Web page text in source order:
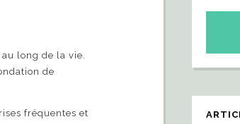
long de la vie.
de
fréquentes et